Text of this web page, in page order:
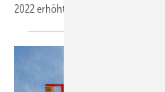
2022 erhöhten sich die Baupreise um